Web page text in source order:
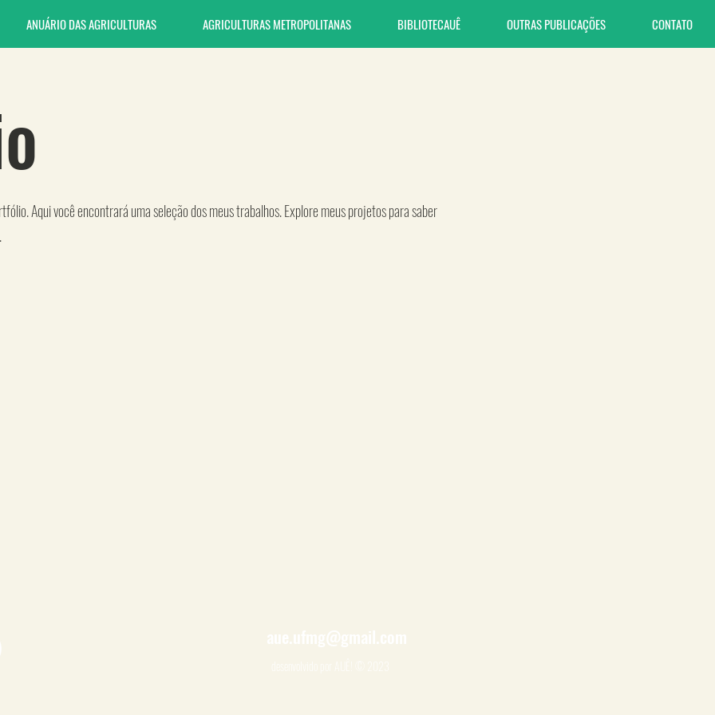
ANUÁRIO DAS AGRICULTURAS AGRICULTURAS METROPOLITANAS BIBLIOTECAUÊ OUTRAS PUBLICAÇÕES CONTATO
Aqui você encontrará uma seleção dos meus trabalhos. Explore meus projetos para saber